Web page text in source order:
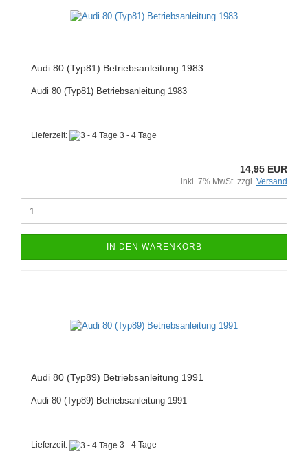
Audi 80 (Typ81) Betriebsanleitung 1983
Audi 80 (Typ81) Betriebsanleitung 1983
Lieferzeit: 3 - 4 Tage
14,95 EUR
inkl. 7% MwSt. zzgl. Versand
IN DEN WARENKORB
Audi 80 (Typ89) Betriebsanleitung 1991
Audi 80 (Typ89) Betriebsanleitung 1991
Lieferzeit: 3 - 4 Tage